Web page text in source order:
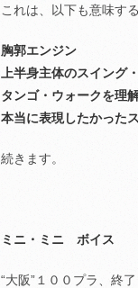
これは、以下も意味する
胸郭エンジン
上半身主体のスイング
タンゴ・ウォークを理
本当に表現したかった
続きます。
ミニ・ミニ ボイス
“大阪”１００プラ、終了